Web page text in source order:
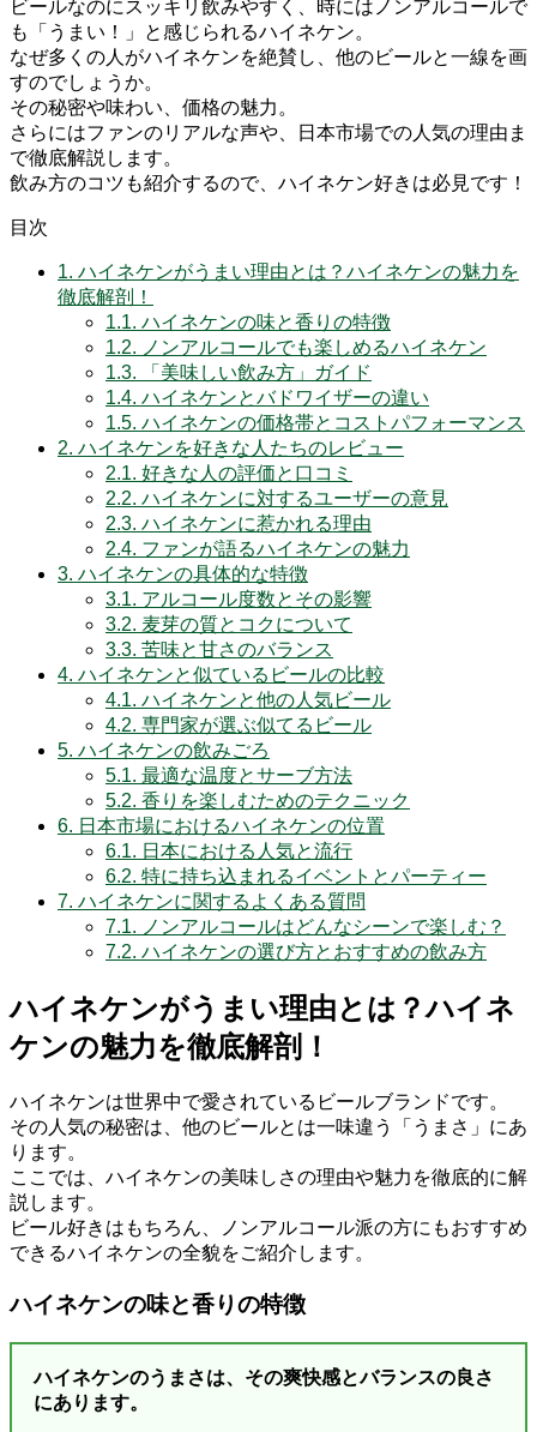
ビールなのにスッキリ飲みやすく、時にはノンアルコールで
も「うまい！」と感じられるハイネケン。
なぜ多くの人がハイネケンを絶賛し、他のビールと一線を画
すのでしょうか。
その秘密や味わい、価格の魅力。
さらにはファンのリアルな声や、日本市場での人気の理由ま
で徹底解説します。
飲み方のコツも紹介するので、ハイネケン好きは必見です！
目次
1. ハイネケンがうまい理由とは？ハイネケンの魅力を
徹底解剖！
1.1. ハイネケンの味と香りの特徴
1.2. ノンアルコールでも楽しめるハイネケン
1.3. 「美味しい飲み方」ガイド
1.4. ハイネケンとバドワイザーの違い
1.5. ハイネケンの価格帯とコストパフォーマンス
2. ハイネケンを好きな人たちのレビュー
2.1. 好きな人の評価と口コミ
2.2. ハイネケンに対するユーザーの意見
2.3. ハイネケンに惹かれる理由
2.4. ファンが語るハイネケンの魅力
3. ハイネケンの具体的な特徴
3.1. アルコール度数とその影響
3.2. 麦芽の質とコクについて
3.3. 苦味と甘さのバランス
4. ハイネケンと似ているビールの比較
4.1. ハイネケンと他の人気ビール
4.2. 専門家が選ぶ似てるビール
5. ハイネケンの飲みごろ
5.1. 最適な温度とサーブ方法
5.2. 香りを楽しむためのテクニック
6. 日本市場におけるハイネケンの位置
6.1. 日本における人気と流行
6.2. 特に持ち込まれるイベントとパーティー
7. ハイネケンに関するよくある質問
7.1. ノンアルコールはどんなシーンで楽しむ？
7.2. ハイネケンの選び方とおすすめの飲み方
ハイネケンがうまい理由とは？ハイネ
ケンの魅力を徹底解剖！
ハイネケンは世界中で愛されているビールブランドです。
その人気の秘密は、他のビールとは一味違う「うまさ」にあ
ります。
ここでは、ハイネケンの美味しさの理由や魅力を徹底的に解
説します。
ビール好きはもちろん、ノンアルコール派の方にもおすすめ
できるハイネケンの全貌をご紹介します。
ハイネケンの味と香りの特徴
ハイネケンのうまさは、その爽快感とバランスの良さ
にあります。